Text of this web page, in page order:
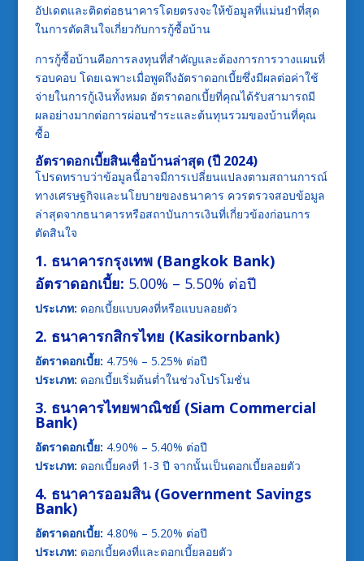
อัปเดตและติดต่อธนาคารโดยตรงจะให้ข้อมูลที่แม่นยำที่สุด
ในการตัดสินใจเกี่ยวกับการกู้ซื้อบ้าน
การกู้ซื้อบ้านคือการลงทุนที่สำคัญและต้องการการวางแผนที่
รอบคอบ โดยเฉพาะเมื่อพูดถึงอัตราดอกเบี้ยซึ่งมีผลต่อค่าใช้
จ่ายในการกู้เงินทั้งหมด อัตราดอกเบี้ยที่คุณได้รับสามารถมี
ผลอย่างมากต่อการผ่อนชำระและต้นทุนรวมของบ้านที่คุณ
ซื้อ
อัตราดอกเบี้ยสินเชื่อบ้านล่าสุด (ปี 2024)
โปรดทราบว่าข้อมูลนี้อาจมีการเปลี่ยนแปลงตามสถานการณ์
ทางเศรษฐกิจและนโยบายของธนาคาร ควรตรวจสอบข้อมูล
ล่าสุดจากธนาคารหรือสถาบันการเงินที่เกี่ยวข้องก่อนการ
ตัดสินใจ
1. ธนาคารกรุงเทพ (Bangkok Bank)
อัตราดอกเบี้ย: 5.00% – 5.50% ต่อปี
ประเภท: ดอกเบี้ยแบบคงที่หรือแบบลอยตัว
2. ธนาคารกสิกรไทย (Kasikornbank)
อัตราดอกเบี้ย: 4.75% – 5.25% ต่อปี
ประเภท: ดอกเบี้ยเริ่มต้นต่ำในช่วงโปรโมชั่น
3. ธนาคารไทยพาณิชย์ (Siam Commercial
Bank)
อัตราดอกเบี้ย: 4.90% – 5.40% ต่อปี
ประเภท: ดอกเบี้ยคงที่ 1-3 ปี จากนั้นเป็นดอกเบี้ยลอยตัว
4. ธนาคารออมสิน (Government Savings
Bank)
อัตราดอกเบี้ย: 4.80% – 5.20% ต่อปี
ประเภท: ดอกเบี้ยคงที่และดอกเบี้ยลอยตัว